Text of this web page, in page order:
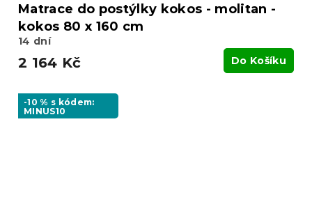
Matrace do postýlky kokos - molitan -
kokos 80 x 160 cm
14 dní
2 164 Kč Do Košíku
-10 % s kódem:
MINUS10